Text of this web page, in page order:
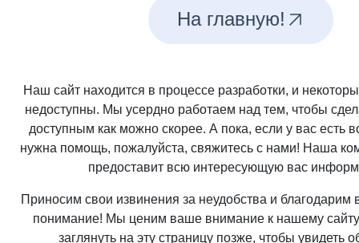
На главную!
Наш сайт находится в процессе разработки, и
недоступны. Мы усердно работаем над тем, чтобы
доступным как можно скорее. А пока, если у вас есть
нужна помощь, пожалуйста, свяжитесь с нами! Наша
предоставит всю интересующую вас
Приносим свои извинения за неудобства и благодарим
понимание! Мы ценим ваше внимание к нашему
заглянуть на эту страницу позже, чтобы увидеть